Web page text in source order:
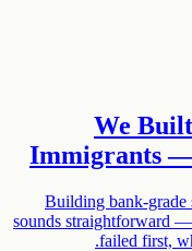
We
Immigrants
Building bank-
sounds straightforward
failed first,